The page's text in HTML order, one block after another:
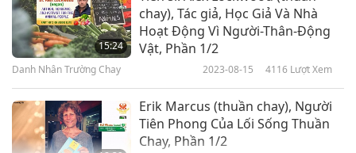
15:24
chay), Tác giả, Học Giả Và Nhà
Hoạt Động Vì Người-Thân-Động
Vật, Phần 1/2
Danh Nhân Trường Chay 2023-08-15 4116 Lượt Xem
Erik Marcus (thuần chay), Người
Tiên Phong Của Lối Sống Thuần
Chay, Phần 1/2